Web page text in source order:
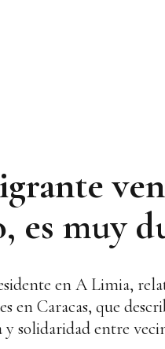
es muy
en A Limia,
en Caracas, que
solidaridad entre